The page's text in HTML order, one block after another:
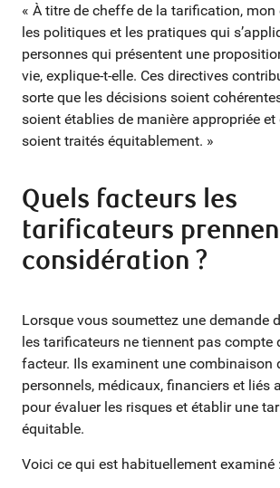
« À titre de cheffe de la tarification,
les politiques et les pratiques qui
personnes qui présentent une
vie, explique-t-elle. Ces directives
sorte que les décisions soient
soient établies de manière appropriée
soient traités équitablement. »
Quels facteurs les
tarificateurs
considération ?
Lorsque vous soumettez une demande
les tarificateurs ne tiennent pas compte
facteur. Ils examinent une combinaison
personnels, médicaux, financiers et liés
pour évaluer les risques et établir une
équitable.
Voici ce qui est habituellement examiné :